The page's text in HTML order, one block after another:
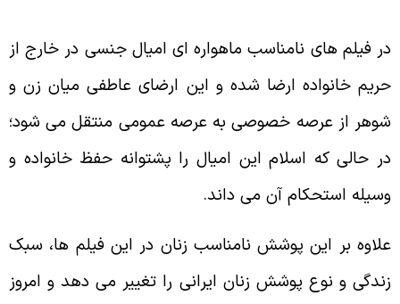
فیلم های نامناسب ماهواره ای امیال جنسی در خارج از
خانواده ارضا شده و این ارضای عاطفی میان زن و
از عرصه خصوصی به عرصه عمومی منتقل می‌ شود؛
حالی که اسلام این امیال را پشتوانه حفظ خانواده و
استحکام آن می‌ داند.
بر این پوشش نامناسب زنان در این فیلم ها، سبک
و نوع پوشش زنان ایرانی را تغییر می‌‏ دهد و امروز